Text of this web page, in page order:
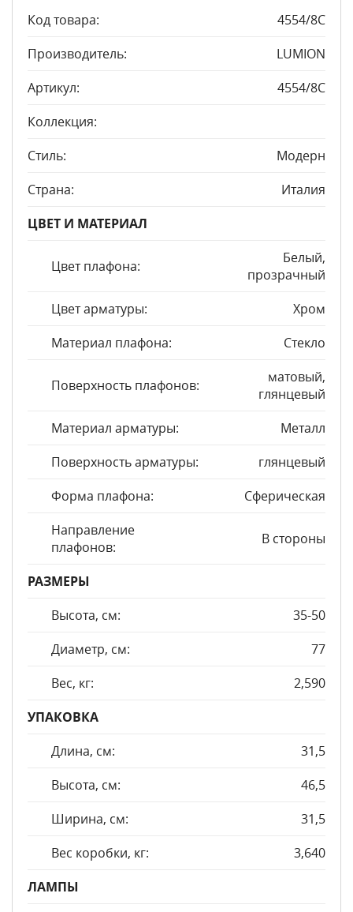
Код товара:
4554/8C
Производитель:
LUMION
Артикул:
4554/8C
Коллекция:
Стиль:
Модерн
Страна:
Италия
ЦВЕТ И МАТЕРИАЛ
Цвет плафона:
Белый,
прозрачный
Цвет арматуры:
Хром
Материал плафона:
Стекло
Поверхность плафонов:
матовый,
глянцевый
Материал арматуры:
Металл
Поверхность арматуры:
глянцевый
Форма плафона:
Сферическая
Направление
плафонов:
В стороны
РАЗМЕРЫ
Высота, см:
35-50
Диаметр, см:
77
Вес, кг:
2,590
УПАКОВКА
Длина, см:
31,5
Высота, см:
46,5
Ширина, см:
31,5
Вес коробки, кг:
3,640
ЛАМПЫ